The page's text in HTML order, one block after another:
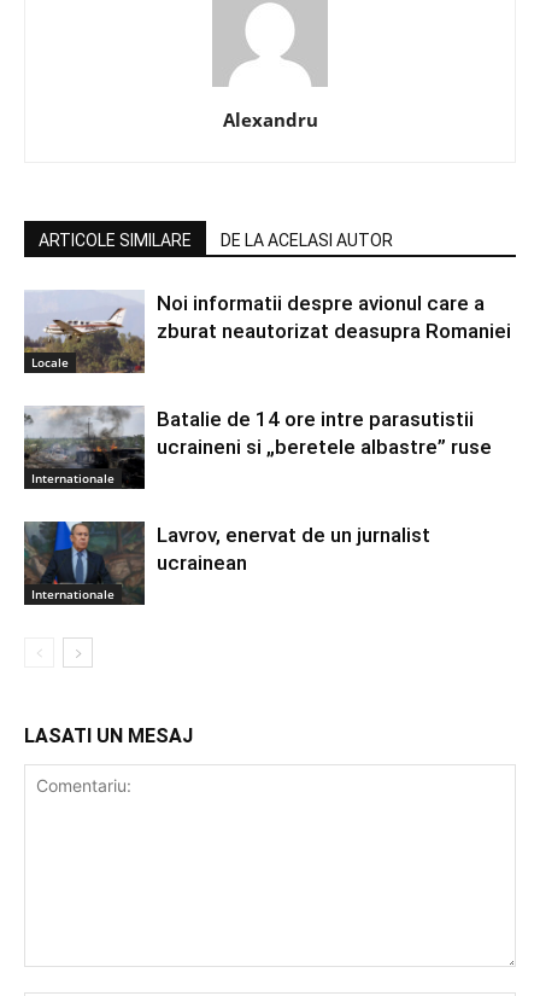
Alexandru
ARTICOLE SIMILARE DE LA ACELASI AUTOR
Locale
Noi informatii despre avionul care a
zburat neautorizat deasupra Romaniei
Internationale
Batalie de 14 ore intre parasutistii
ucraineni si „beretele albastre” ruse
Internationale
Lavrov, enervat de un jurnalist
ucrainean
LASATI UN MESAJ